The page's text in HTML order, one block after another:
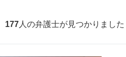
177 人の弁護士が見つかりました